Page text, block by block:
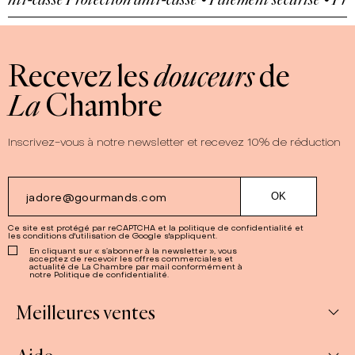
Recevez lesdouceursde
LaChambre
Inscrivez-vous à notre newsletter et recevez 10% de réduction
Ce site est protégé par reCAPTCHA et la politique de confidentialité et
les conditions d'utilisation de Google s'appliquent.
En cliquant sur « s’abonner à la newsletter », vous
acceptez de recevoir les offres commerciales et
actualité de La Chambre par mail conformément à
notre Politique de confidentialité.
Meilleures ventes